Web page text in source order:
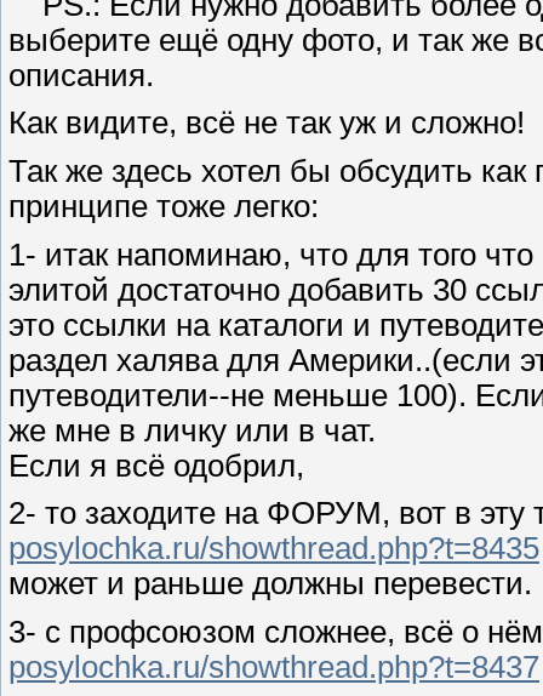
выберите ещё одну фото, и так же
описания.
Как видите, всё не так уж и сложно!
Так же здесь хотел бы обсудить
принципе тоже легко:
1- итак напоминаю, что для того
элитой достаточно добавить 30
это ссылки на каталоги и
раздел халява для Америки..(если
путеводители--не меньше 100).
же мне в личку или в чат.
Если я всё одобрил,
2- то заходите на ФОРУМ, вот в эту
posylochka.ru/showthread.php?t=8435
может и раньше должны перевести.
3- с профсоюзом сложнее, всё о
posylochka.ru/showthread.php?t=8437